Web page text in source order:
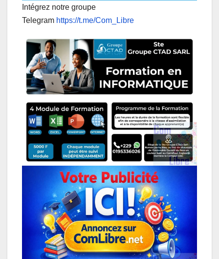
Intégrez notre groupe
Telegram https://t.me/Com_Libre